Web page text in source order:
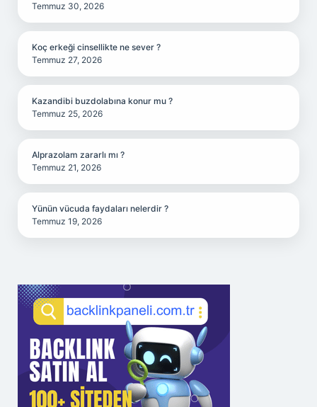
Temmuz 30, 2026
Koç erkeği cinsellikte ne sever ?
Temmuz 27, 2026
Kazandibi buzdolabına konur mu ?
Temmuz 25, 2026
Alprazolam zararlı mı ?
Temmuz 21, 2026
Yünün vücuda faydaları nelerdir ?
Temmuz 19, 2026